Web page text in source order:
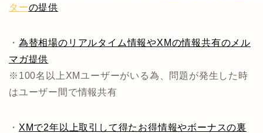
ターの提供
・ 為替相場のリアルタイム情報やXMの情報共有のメル
マガ提供
※100名以上XMユーザーがいる為、問題が発生した時
はユーザー間で情報共有
・ XMで2年以上取引して得たお得情報やボーナスの裏